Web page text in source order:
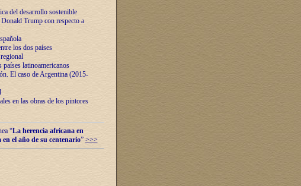
del desarrollo sostenible
Trump con respecto a
los dos países
latinoamericanos
El caso de Argentina (2015-
en las obras de los pintores
“La herencia africana en
el año de su centenario” >>>